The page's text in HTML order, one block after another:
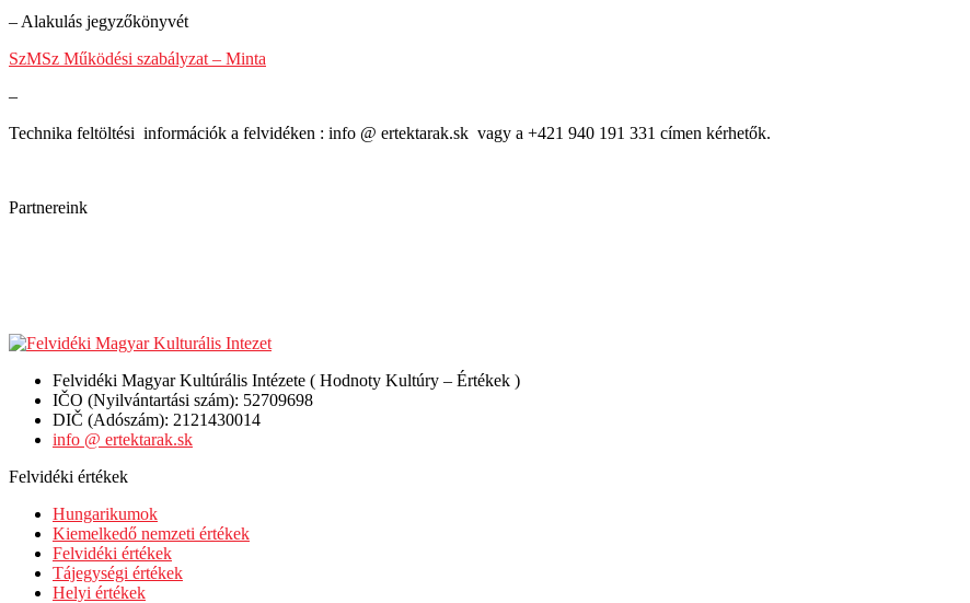
– Alakulás jegyzőkönyvét
SzMSz Működési szabályzat – Minta
–
Technika feltöltési információk a felvidéken : info @ ertektarak.sk vagy a +421 940 191 331 címen kérhetők.
Partnereink
Felvidéki Magyar Kultúrális Intézete ( Hodnoty Kultúry – Értékek )
IČO (Nyilvántartási szám): 52709698
DIČ (Adószám): 2121430014
info @ ertektarak.sk
Felvidéki értékek
Hungarikumok
Kiemelkedő nemzeti értékek
Felvidéki értékek
Tájegységi értékek
Helyi értékek